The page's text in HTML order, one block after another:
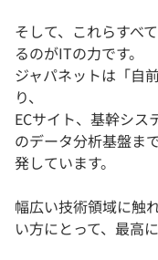
そして、これらすべ
るのがITの力です。
ジャパネットは「自
り、
ECサイト、基幹シス
のデータ分析基盤ま
発しています。
幅広い技術領域に触
い方にとって、最高